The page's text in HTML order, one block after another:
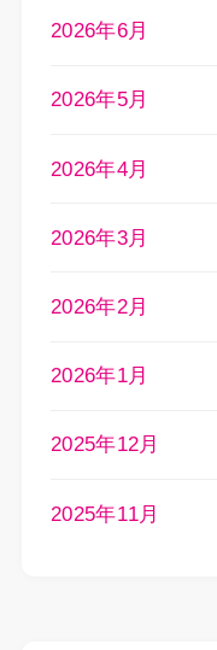
2026年6月
2026年5月
2026年4月
2026年3月
2026年2月
2026年1月
2025年12月
2025年11月